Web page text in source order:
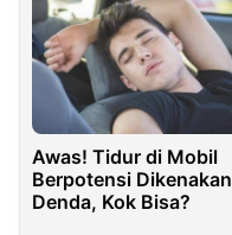
Awas! Tidur di Mobil
Berpotensi Dikenakan
Denda, Kok Bisa?